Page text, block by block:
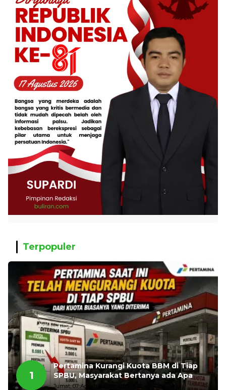
Terpopuler
1
Pertamina Kurangi Kuota BBM di Tiap
SPBU, Masyarakat Bertanya ada Apa
Jumat, 07 Agustus 2026, 11:03 WIB